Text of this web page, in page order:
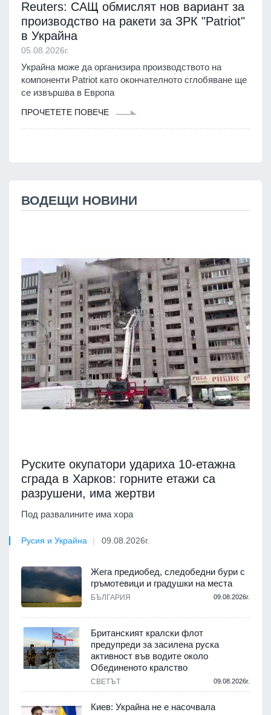
Reuters: САЩ обмислят нов вариант за
производство на ракети за ЗРК "Patriot"
в Украйна
05.08.2026г.
Украйна може да организира производството на
компоненти Patriot като окончателното сглобяване ще
се извършва в Европа
ПРОЧЕТЕТЕ ПОВЕЧЕ
ВОДЕЩИ НОВИНИ
Руските окупатори удариха 10-етажна
сграда в Харков: горните етажи са
разрушени, има жертви
Под развалините има хора
Русия и Украйна 09.08.2026г.
Жега предиобед, следобедни бури с
гръмотевици и градушки на места
БЪЛГАРИЯ 09.08.2026г.
Британският кралски флот
предупреди за засилена руска
активност във водите около
Обединеното кралство
СВЕТЪТ 09.08.2026г.
Киев: Украйна не е насочвала